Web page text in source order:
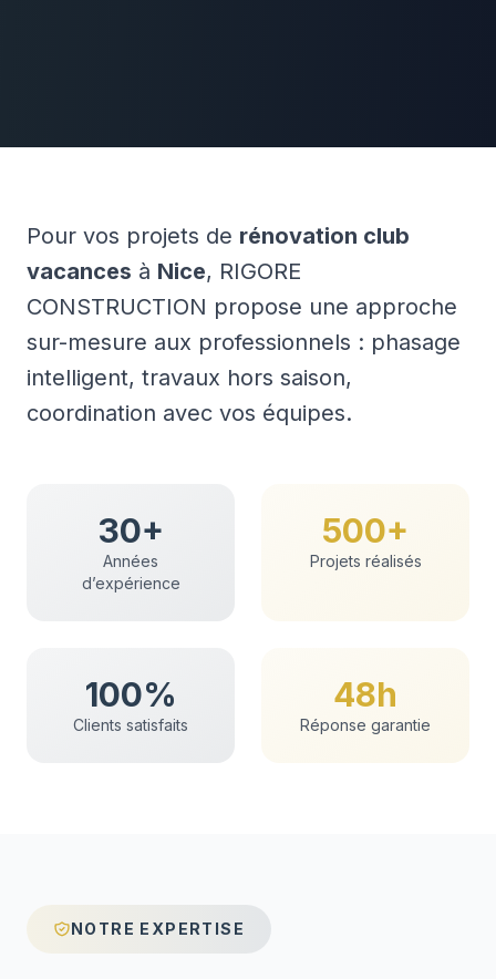
Pour vos projets de rénovation club
vacances à Nice, RIGORE
CONSTRUCTION propose une approche
sur-mesure aux professionnels : phasage
intelligent, travaux hors saison,
coordination avec vos équipes.
30+
Années
d’expérience
500+
Projets réalisés
100%
Clients satisfaits
48h
Réponse garantie
NOTRE EXPERTISE